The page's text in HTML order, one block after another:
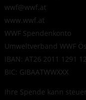
wwf@wwf.at
www.wwf.at
WWF Spendenkonto
Umweltverband WWF
IBAN: AT26 2011 1291
BIC: GIBAATWWXXX
Ihre Spende kann